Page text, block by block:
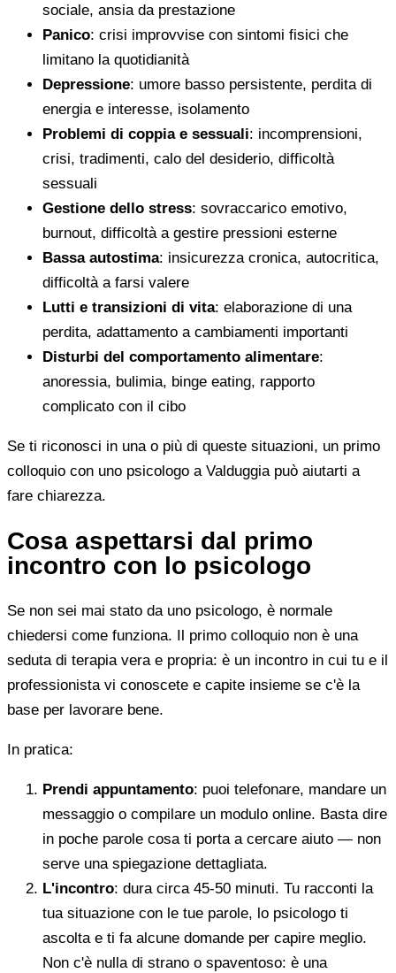
sociale, ansia da prestazione
Panico: crisi improvvise con sintomi fisici che
limitano la quotidianità
Depressione: umore basso persistente, perdita di
energia e interesse, isolamento
Problemi di coppia e sessuali: incomprensioni,
crisi, tradimenti, calo del desiderio, difficoltà
sessuali
Gestione dello stress: sovraccarico emotivo,
burnout, difficoltà a gestire pressioni esterne
Bassa autostima: insicurezza cronica, autocritica,
difficoltà a farsi valere
Lutti e transizioni di vita: elaborazione di una
perdita, adattamento a cambiamenti importanti
Disturbi del comportamento alimentare:
anoressia, bulimia, binge eating, rapporto
complicato con il cibo
Se ti riconosci in una o più di queste situazioni, un primo
colloquio con uno psicologo a Valduggia può aiutarti a
fare chiarezza.
Cosa aspettarsi dal primo
incontro con lo psicologo
Se non sei mai stato da uno psicologo, è normale
chiedersi come funziona. Il primo colloquio non è una
seduta di terapia vera e propria: è un incontro in cui tu e il
professionista vi conoscete e capite insieme se c'è la
base per lavorare bene.
In pratica:
Prendi appuntamento: puoi telefonare, mandare un
messaggio o compilare un modulo online. Basta dire
in poche parole cosa ti porta a cercare aiuto — non
serve una spiegazione dettagliata.
L'incontro: dura circa 45-50 minuti. Tu racconti la
tua situazione con le tue parole, lo psicologo ti
ascolta e ti fa alcune domande per capire meglio.
Non c'è nulla di strano o spaventoso: è una